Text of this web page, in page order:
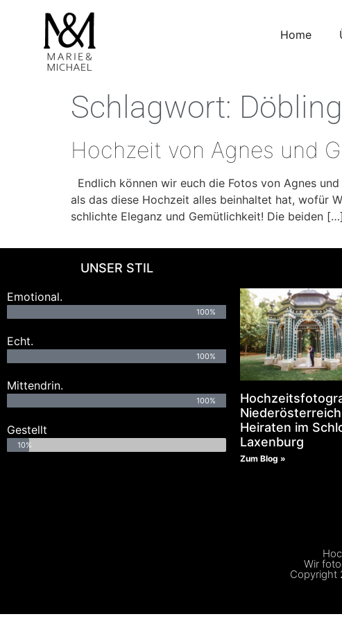
Home
Schlagwort: Döbling
Hochzeit von Agnes und
Endlich können wir euch die Fotos von Agnes
als das diese Hochzeit alles beinhaltet hat, wofür
schlichte Eleganz und Gemütlichkeit! Die beiden […]
UNSER STIL
Emotional.
100%
Echt.
100%
Mittendrin.
100%
Gestellt
10%
Heiraten im
Laxenburg
Zum Blog »
Wir
Copyright